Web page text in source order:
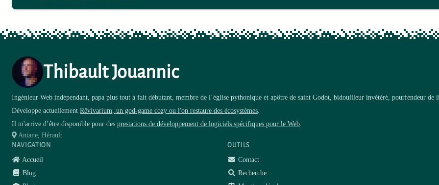
Thibault Jouannic
Ingénieur Web indépendant, papa plus tout à fait débutant, membre de l’église pythonique et apôtre de saint Godot, bidouilleur invétéré, pourfendeur de
Développe actuellement Rêvivarium, un god-game cozy ou l'on restaure des écosystèmes.
Il m'arrive d’être disponible pour des prestations de développement de logiciels spécifiques pour le Web.
Aniane, Hérault
NAVIGATION
Accueil
Blog
OUTILS
Contact
Recherche